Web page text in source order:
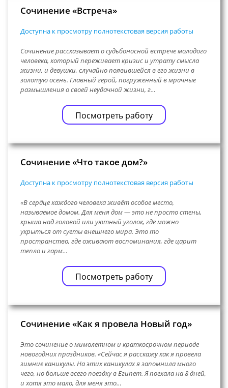
Сочинение «Встреча»
Доступна к просмотру полнотекстовая версия работы
Сочинение рассказывает о судьбоносной встрече молодого
человека, который переживает кризис и утрату смысла
жизни, и девушки, случайно появившейся в его жизни в
золотую осень. Главный герой, погруженный в мрачные
размышления о своей неудачной жизни, г…
Посмотреть работу
Сочинение «Что такое дом?»
Доступна к просмотру полнотекстовая версия работы
«В сердце каждого человека живёт особое место,
называемое домом. Для меня дом — это не просто стены,
крыша над головой или уютный уголок, где можно
укрыться от суеты внешнего мира. Это то
пространство, где оживают воспоминания, где царит
тепло и гарм…
Посмотреть работу
Сочинение «Как я провела Новый год»
Это сочинение о мимолетном и краткосрочном периоде
новогодних праздников. «Сейчас я расскажу как я провела
зимние каникулы. На этих каникулах я запомнила много
чего, но больше всего поездку в Египет. Я поехала на 8 дней,
и хотя это мало, для меня это…